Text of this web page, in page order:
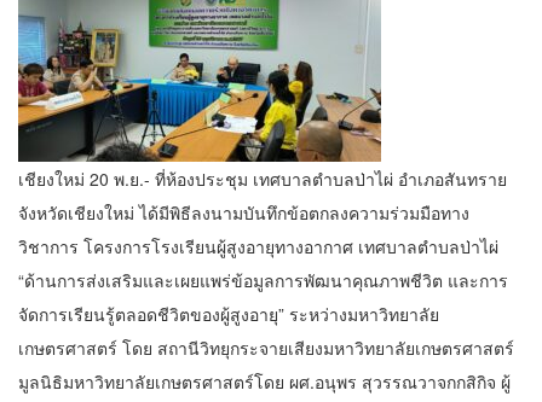
เชียงใหม่ 20 พ.ย.- ที่ห้องประชุม เทศบาลตำบลป่าไผ่ อำเภอสันทราย
จังหวัดเชียงใหม่ ได้มีพิธีลงนามบันทึกข้อตกลงความร่วมมือทาง
วิชาการ โครงการโรงเรียนผู้สูงอายุทางอากาศ เทศบาลตำบลป่าไผ่
“ด้านการส่งเสริมและเผยแพร่ข้อมูลการพัฒนาคุณภาพชีวิต และการ
จัดการเรียนรู้ตลอดชีวิตของผู้สูงอายุ” ระหว่างมหาวิทยาลัย
เกษตรศาสตร์ โดย สถานีวิทยุกระจายเสียงมหาวิทยาลัยเกษตรศาสตร์
มูลนิธิมหาวิทยาลัยเกษตรศาสตร์โดย ผศ.อนุพร สุวรรณวาจกกสิกิจ ผู้